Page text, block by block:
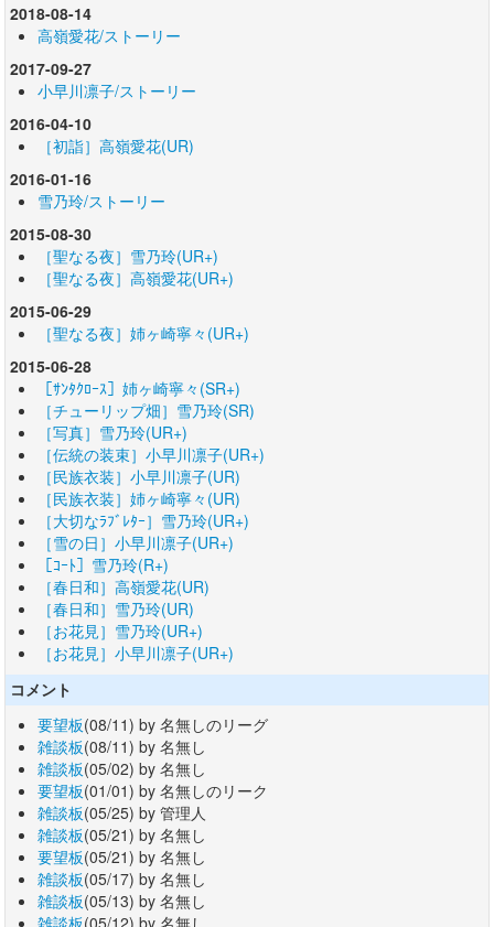
2018-08-14
高嶺愛花/ストーリー
2017-09-27
小早川凛子/ストーリー
2016-04-10
［初詣］高嶺愛花(UR)
2016-01-16
雪乃玲/ストーリー
2015-08-30
［聖なる夜］雪乃玲(UR+)
［聖なる夜］高嶺愛花(UR+)
2015-06-29
［聖なる夜］姉ヶ崎寧々(UR+)
2015-06-28
［ｻﾝﾀｸﾛｰｽ］姉ヶ崎寧々(SR+)
［チューリップ畑］雪乃玲(SR)
［写真］雪乃玲(UR+)
［伝統の装束］小早川凛子(UR+)
［民族衣装］小早川凛子(UR)
［民族衣装］姉ヶ崎寧々(UR)
［大切なﾗﾌﾞﾚﾀｰ］雪乃玲(UR+)
［雪の日］小早川凛子(UR+)
［ｺｰﾄ］雪乃玲(R+)
［春日和］高嶺愛花(UR)
［春日和］雪乃玲(UR)
［お花見］雪乃玲(UR+)
［お花見］小早川凛子(UR+)
コメント
要望板(08/11) by 名無しのリーグ
雑談板(08/11) by 名無し
雑談板(05/02) by 名無し
要望板(01/01) by 名無しのリーク
雑談板(05/25) by 管理人
雑談板(05/21) by 名無し
要望板(05/21) by 名無し
雑談板(05/17) by 名無し
雑談板(05/13) by 名無し